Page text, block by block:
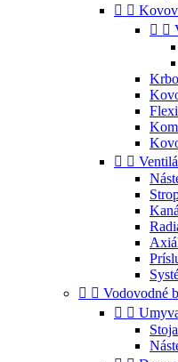
 
 
 
  Vodovodné
 